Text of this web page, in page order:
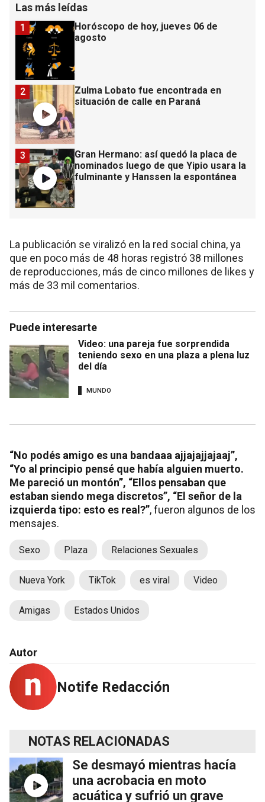
Las más leídas
Horóscopo de hoy, jueves 06 de
agosto
1
Zulma Lobato fue encontrada en
situación de calle en Paraná
2
Gran Hermano: así quedó la placa de
nominados luego de que Yipio usara la
fulminante y Hanssen la espontánea
3
La publicación se viralizó en la red social china, ya
que en poco más de 48 horas registró 38 millones
de reproducciones, más de cinco millones de likes y
más de 33 mil comentarios.
Puede interesarte
Video: una pareja fue sorprendida
teniendo sexo en una plaza a plena luz
del día
MUNDO
“No podés amigo es una bandaaa ajjajajjajaaj”,
“Yo al principio pensé que había alguien muerto.
Me pareció un montón”, “Ellos pensaban que
estaban siendo mega discretos”, “El señor de la
izquierda tipo: esto es real?”, fueron algunos de los
mensajes.
Sexo Plaza Relaciones Sexuales
Nueva York TikTok es viral Video
Amigas Estados Unidos
Autor
Notife Redacción
NOTAS RELACIONADAS
Se desmayó mientras hacía
una acrobacia en moto
acuática y sufrió un grave